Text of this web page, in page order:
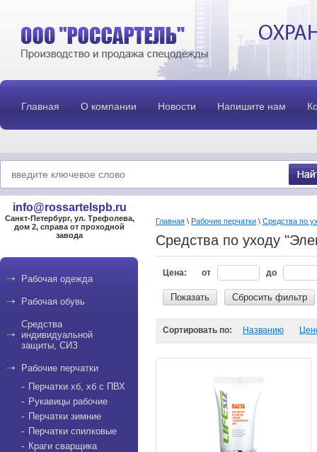
Главная О компании Новости Напишите нам
info@rossartelspb.ru
Санкт-Петербург, ул. Трефолева,
дом 2, справа от проходной
завода
Рабочая одежда
Рабочая обувь
Средства
индивидуальной
защиты, СИЗ
Рабочие перчатки
Перчатки хб, хб с ПВХ
Рукавицы рабочие
Перчатки зимние
Перчатки спилковые
Краги сварщика
Главная \ Рабочие перчатки \ Средства по
Средства по уходу
Цена: от до
Показать Сбросить фильтр
Сортировать по: Названию